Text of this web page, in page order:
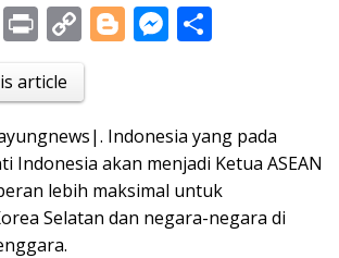
X Pr
t
C
o
p
y
Li
n
k
Bl
g
er
M
e
n
g
er
e
article
Indonesia yang pada
Indonesia akan menjadi Ketua ASEAN
lebih maksimal untuk
Selatan dan negara-negara di